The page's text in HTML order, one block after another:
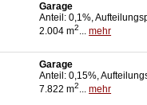
Garage
Anteil: 0,1%,
2.004 m2...mehr
Garage
Anteil: 0,15%,
7.822 m2...mehr